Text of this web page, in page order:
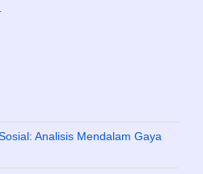
Analisis Mendalam Gaya